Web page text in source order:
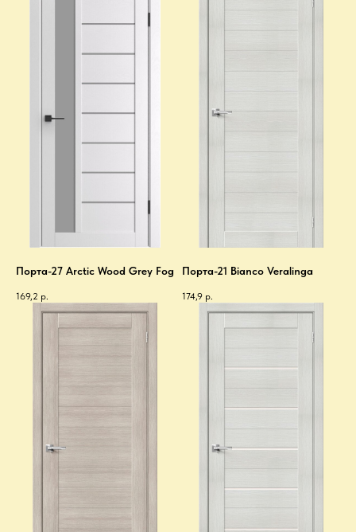
Порта-27 Arctic Wood Grey Fog
169,2 р.
Порта-21 Bianco Veralinga
174,9 р.